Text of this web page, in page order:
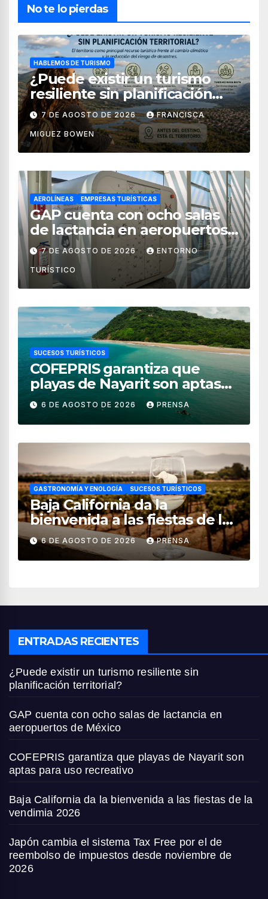
No te lo pierdas
HABLEMOS DE TURISMO
¿Puede existir un turismo
resiliente sin planificación
territorial?
7 DE AGOSTO DE 2026 FRANCISCA
MIGUEZ BOWEN
AEROLÍNEAS EMPRESAS TURÍSTICAS
GAP cuenta con ocho salas
de lactancia en aeropuertos
de México
7 DE AGOSTO DE 2026 ENTORNO
TURÍSTICO
SUCESOS TURÍSTICOS
COFEPRIS garantiza que
playas de Nayarit son aptas
para uso recreativo
6 DE AGOSTO DE 2026 PRENSA
GASTRONOMÍA Y ENOLOGÍA SUCESOS TURÍSTICOS
Baja California da la
bienvenida a las fiestas de la
vendimia 2026
6 DE AGOSTO DE 2026 PRENSA
ENTRADAS RECIENTES
¿Puede existir un turismo resiliente sin
planificación territorial?
GAP cuenta con ocho salas de lactancia en
aeropuertos de México
COFEPRIS garantiza que playas de Nayarit son
aptas para uso recreativo
Baja California da la bienvenida a las fiestas de la
vendimia 2026
Japón cambia el sistema Tax Free por el de
reembolso de impuestos desde noviembre de
2026